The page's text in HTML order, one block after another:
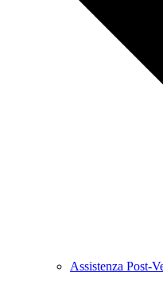
Assistenza Post-